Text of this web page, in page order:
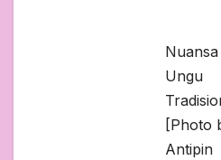
Nuansa
Ungu
[Photo
Antipin